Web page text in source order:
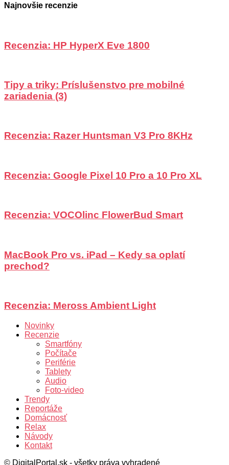
Najnovšie recenzie
Recenzia: HP HyperX Eve 1800
Tipy a triky: Príslušenstvo pre mobilné
zariadenia (3)
Recenzia: Razer Huntsman V3 Pro 8KHz
Recenzia: Google Pixel 10 Pro a 10 Pro XL
Recenzia: VOCOlinc FlowerBud Smart
MacBook Pro vs. iPad – Kedy sa oplatí
prechod?
Recenzia: Meross Ambient Light
Novinky
Recenzie
Smartfóny
Počítače
Periférie
Tablety
Audio
Foto-video
Trendy
Reportáže
Domácnosť
Relax
Návody
Kontakt
© DigitalPortal.sk - všetky práva vyhradené